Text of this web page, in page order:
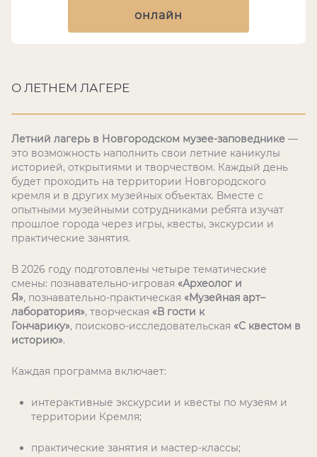
онлайн
О ЛЕТНЕМ ЛАГЕРЕ
Летний лагерь в Новгородском музее-заповеднике —
это возможность наполнить свои летние каникулы
историей, открытиями и творчеством. Каждый день
будет проходить на территории Новгородского
кремля и в других музейных объектах. Вместе с
опытными музейными сотрудниками ребята изучат
прошлое города через игры, квесты, экскурсии и
практические занятия.
В 2026 году подготовлены четыре тематические
смены: познавательно-игровая «Археолог и
Я», познавательно-практическая «Музейная арт–
лаборатория», творческая «В гости к
Гончарику», поисково-исследовательская «С квестом в
историю».
Каждая программа включает:
интерактивные экскурсии и квесты по музеям и
территории Кремля;
практические занятия и мастер-классы;